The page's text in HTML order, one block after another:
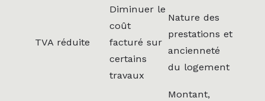
TVA réduite
Diminuer le
coût
facturé sur
certains
travaux
Nature des
prestations et
ancienneté
du logement
Montant,